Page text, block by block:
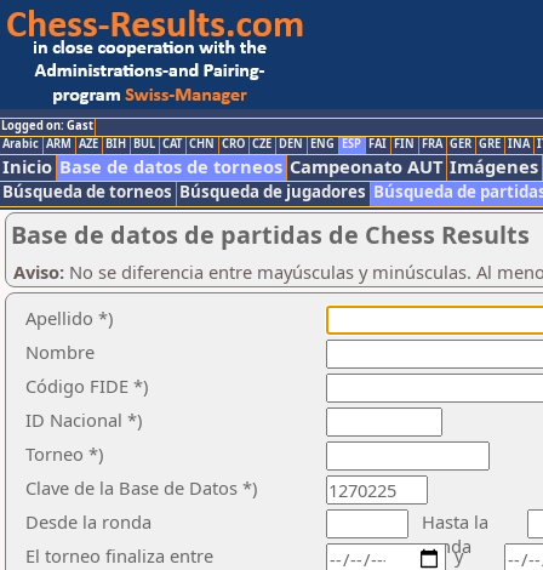
Logged on: Gast
Arabic ARM AZE BIH BUL CAT CHN CRO CZE DEN ENG ESP FAI FIN FRA GER GRE INA
Inicio Base de datos de torneos Campeonato AUT Imágenes
Búsqueda de torneos Búsqueda de jugadores Búsqueda de
Base de datos de partidas de Chess Results
Aviso: No se diferencia entre mayúsculas y minúsculas. Al
Apellido *)
Nombre
Código FIDE *)
ID Nacional *)
Torneo *)
Clave de la Base de Datos *)
Desde la ronda
Hasta la
ronda
El torneo finaliza entre
y